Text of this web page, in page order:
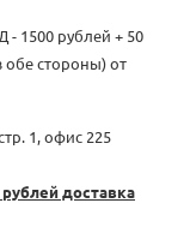
рублей + 50
обе стороны) от
1, офис 225
доставка